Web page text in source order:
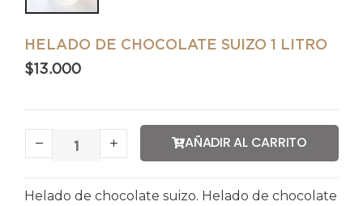
HELADO DE CHOCOLATE SUIZO 1 LITRO
$13.000
AÑADIR AL CARRITO
Helado de chocolate suizo. Helado de chocolate